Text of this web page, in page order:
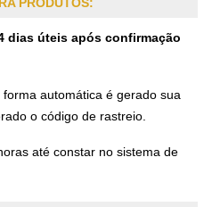
dias úteis após confirmação
automática é gerado sua
o código de rastreio.
até constar no sistema de